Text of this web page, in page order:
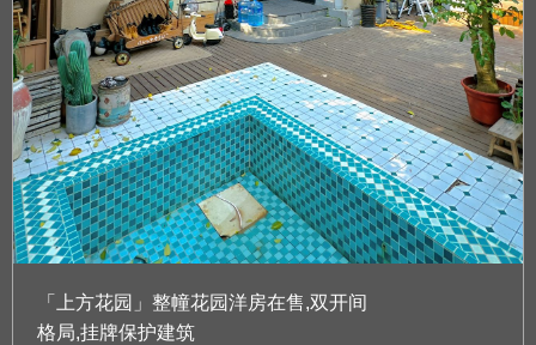
「上方花园」整幢花园洋房在售,双开间
格局,挂牌保护建筑